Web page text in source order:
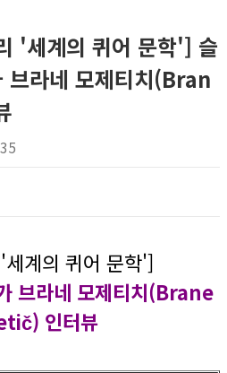
'세계의 퀴어 문학'] 슬
브라네 모제티치(Bran
계의 퀴어 문학']
브라네 모제티치(Brane
인터뷰